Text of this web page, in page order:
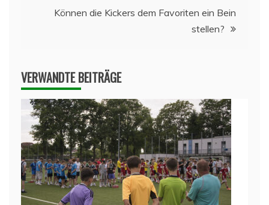
Können die Kickers dem Favoriten ein Bein
stellen?
VERWANDTE BEITRÄGE